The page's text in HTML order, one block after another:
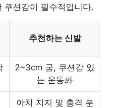
쿠션감이 필수적입니다.
추천하는 신발
2~3cm 굽, 쿠션감 있
는 운동화
아치 지지 및 충격 분